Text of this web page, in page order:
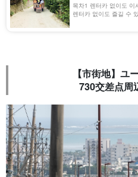
목차1 렌터카 없이도 이
렌터카 없이도 즐길 수
【市街地】ユ
730交差点周